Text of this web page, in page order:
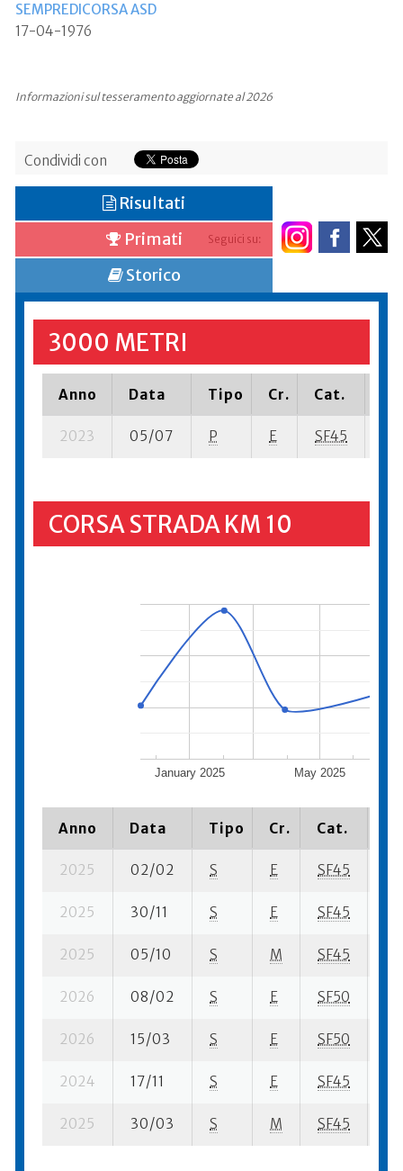
SEMPREDICORSA ASD
17-04-1976
Informazioni sul tesseramento aggiornate al 2026
Condividi con
Seguici su:
Risultati
Primati
Storico
3000 METRI
Anno Data Tipo Cr. Cat.
2023 05/07 P E SF45
CORSA STRADA KM 10
January 2025 May 2025
Anno Data Tipo Cr. Cat.
2025 02/02 S E SF45
2025 30/11 S E SF45
2025 05/10 S M SF45
2026 08/02 S E SF50
2026 15/03 S E SF50
2024 17/11 S E SF45
2025 30/03 S M SF45